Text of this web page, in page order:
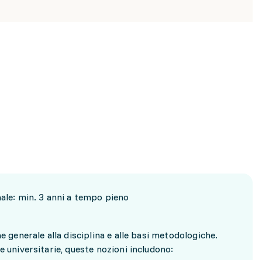
min. 3 anni a tempo pieno
generale alla disciplina e alle basi metodologiche.
universitarie, queste nozioni includono: